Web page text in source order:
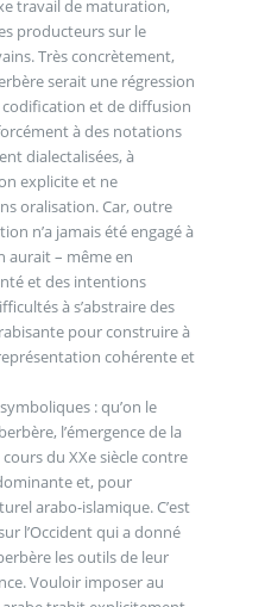
travail de maturation,
producteurs sur le
Très concrètement,
serait une régression
codification et de diffusion
à des notations
dialectalisées, à
explicite et ne
oralisation. Car, outre
n’a jamais été engagé à
aurait – même en
et des intentions
à s’abstraire des
pour construire à
cohérente et
: qu’on le
l’émergence de la
du XXe siècle contre
et, pour
arabo-islamique. C’est
l’Occident qui a donné
les outils de leur
Vouloir imposer au